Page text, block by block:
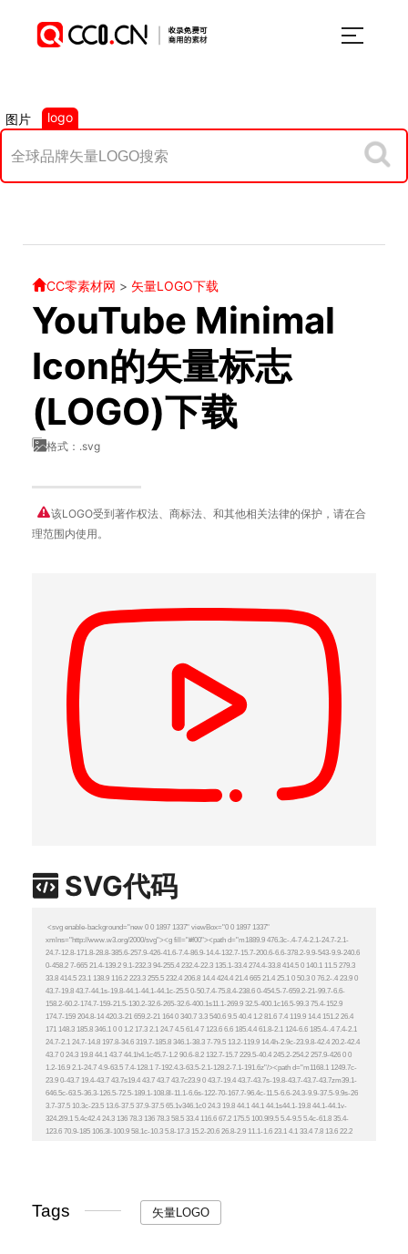
图片 logo
CC零素材网 > 矢量LOGO下载
YouTube Minimal
Icon的矢量标志
(LOGO)下载
格式：.svg
该LOGO受到著作权法、商标法、和其他相关法律的保护，请在合
理范围内使用。
SVG代码
Tags 矢量LOGO